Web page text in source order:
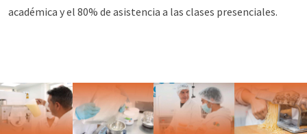
académica y el 80% de asistencia a las clases presenciales.